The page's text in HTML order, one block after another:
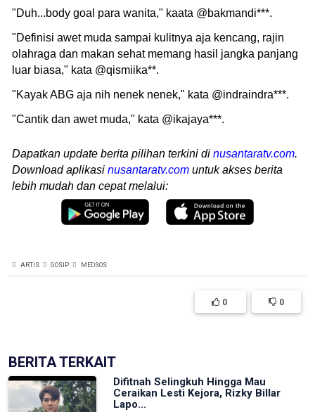
"Duh...body goal para wanita," kaata @bakmandi***.
"Definisi awet muda sampai kulitnya aja kencang, rajin
olahraga dan makan sehat memang hasil jangka panjang
luar biasa," kata @qismiika**.
"Kayak ABG aja nih nenek nenek," kata @indraindra***.
"Cantik dan awet muda," kata @ikajaya***.
Dapatkan update berita pilihan terkini di nusantaratv.com.
Download aplikasi nusantaratv.com untuk akses berita
lebih mudah dan cepat melalui:
ARTIS GOSIP MEDSOS
0 0
BERITA TERKAIT
Difitnah Selingkuh Hingga Mau
Ceraikan Lesti Kejora, Rizky Billar
Lapo...